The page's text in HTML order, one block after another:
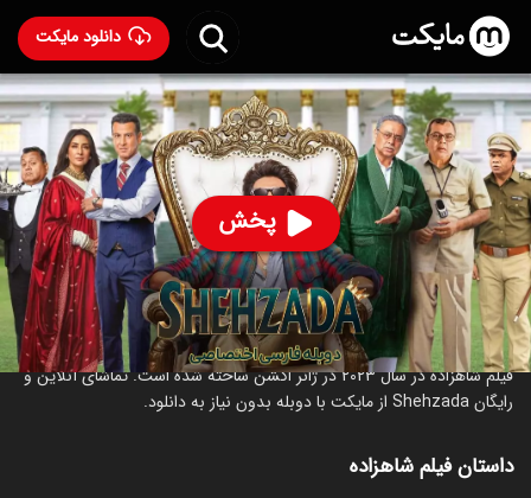
دانلود مایکت
پخش
فیلم هندی شاهزاده با دوبله فارسی- Shehzada 2023
۴۹۷ 93% ۴.۵
ساخت هند سال 2023
رده سنی ۱۸+
هندی
اکشن کمدی درام
درباره فیلم شاهزاده
فیلم شاهزاده در سال 2023 در ژانر اکشن ساخته شده است. تماشای آنلاین و
رایگان Shehzada از مایکت با دوبله بدون نیاز به دانلود.
داستان فیلم شاهزاده